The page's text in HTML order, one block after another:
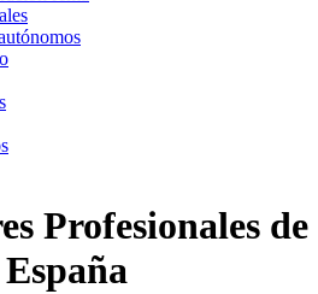
Profesionales de